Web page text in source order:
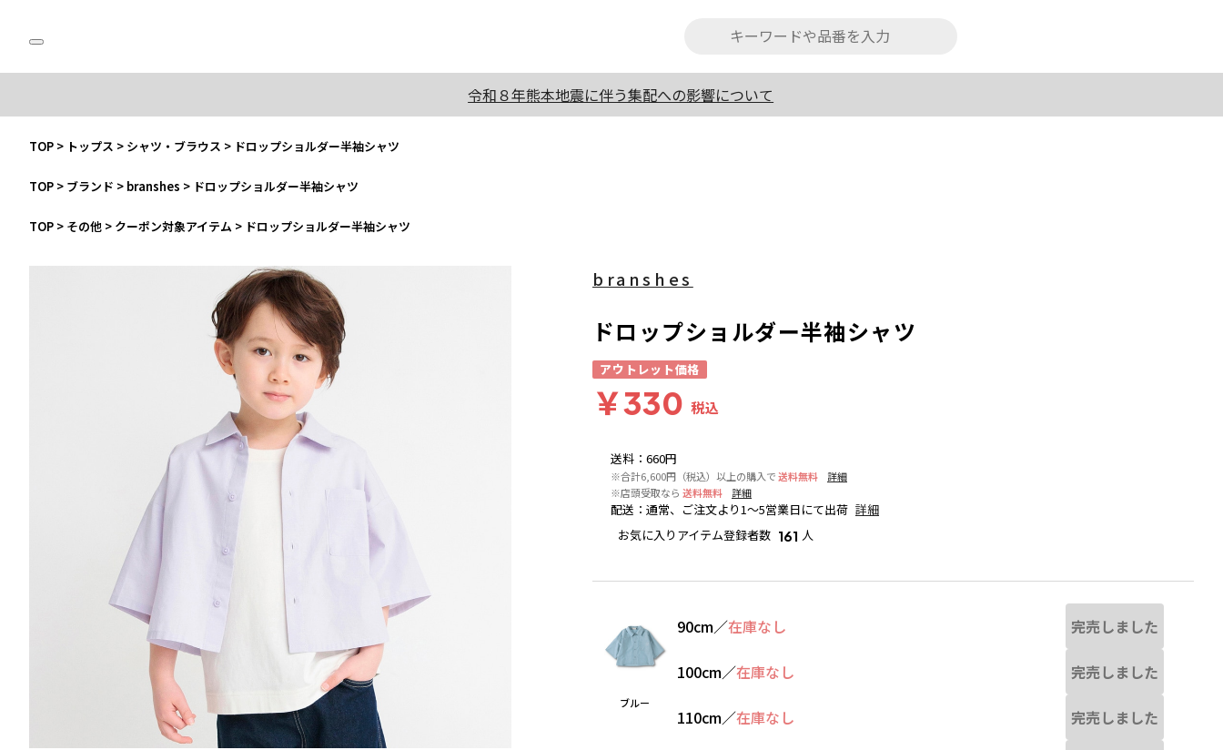
令和８年熊本地震に伴う集配への影響について
TOP > トップス > シャツ・ブラウス > ドロップショルダー半袖シャツ
TOP > ブランド > branshes > ドロップショルダー半袖シャツ
TOP > その他 > クーポン対象アイテム > ドロップショルダー半袖シャツ
送料 ： 660円
※合計6,600円（税込）以上の購入で送料無料
詳細
※店頭受取なら 送料無料 詳細
配送 ： 通常、ご注文より1～5営業日にて出荷 詳細
お気に入りアイテム登録者数 161 人
branshes
ドロップショルダー半袖シャツ
アウトレット価格
￥330 税込
ブルー
90cm／在庫なし 完売しました
100cm／在庫なし 完売しました
110cm／在庫なし 完売しました